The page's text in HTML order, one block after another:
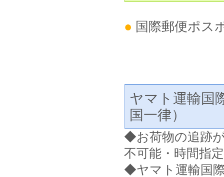
● 国際郵便ポス
ヤマト運輸国
国一律）
◆お荷物の追跡
不可能・時間指
◆ヤマト運輸国